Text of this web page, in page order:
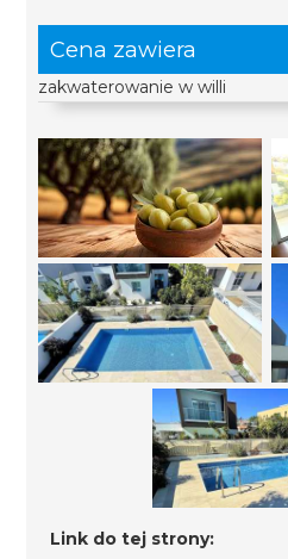
Cena zawiera
zakwaterowanie w willi
Link do tej strony: